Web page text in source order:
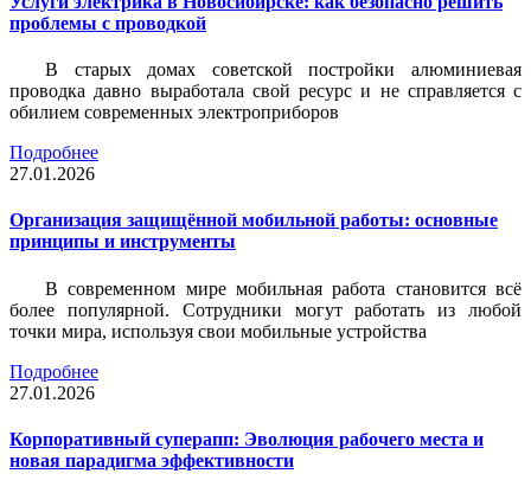
проблемы с проводкой
В старых домах советской постройки алюминиевая
проводка давно выработала свой ресурс и не справляется с
обилием современных электроприборов
Подробнее
27.01.2026
Организация защищённой мобильной работы: основные
принципы и инструменты
В современном мире мобильная работа становится всё
более популярной. Сотрудники могут работать из любой
точки мира, используя свои мобильные устройства
Подробнее
27.01.2026
Корпоративный суперапп: Эволюция рабочего места и
новая парадигма эффективности